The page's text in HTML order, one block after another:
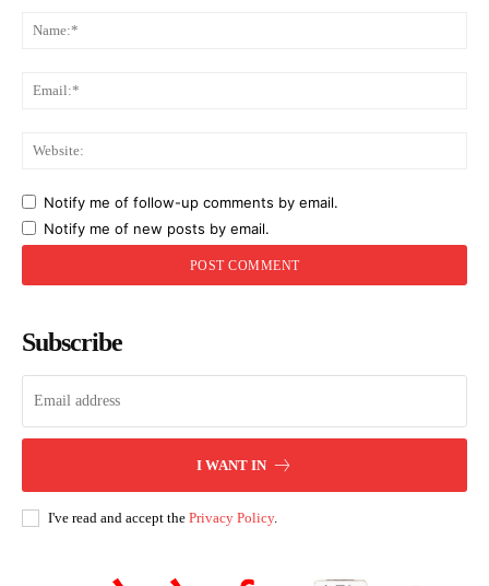
Notify me of follow-up comments by email.
Notify me of new posts by email.
Subscribe
I WANT IN
I've read and accept the Privacy Policy.